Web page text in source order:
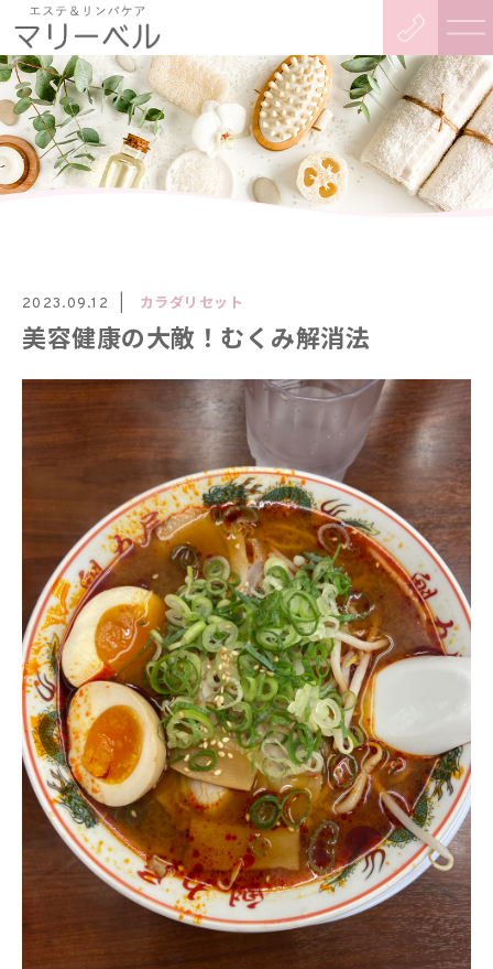
2023.09.12 カラダリセット
美容健康の大敵！むくみ解消法